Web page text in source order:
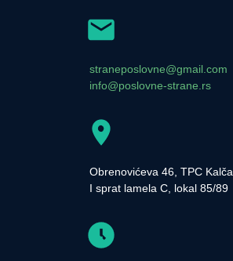
straneposlovne@gmail.com
info@poslovne-strane.rs
Obrenovićeva 46, TPC Kalča,
I sprat lamela C, lokal 85/89